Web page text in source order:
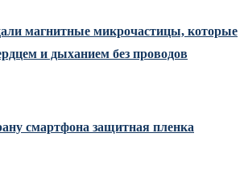
магнитные микрочастицы, которые
и дыханием без проводов
смартфона защитная пленка